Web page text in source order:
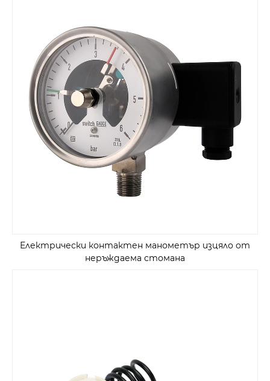
Електрически контактен манометър изцяло от
неръждаема стомана